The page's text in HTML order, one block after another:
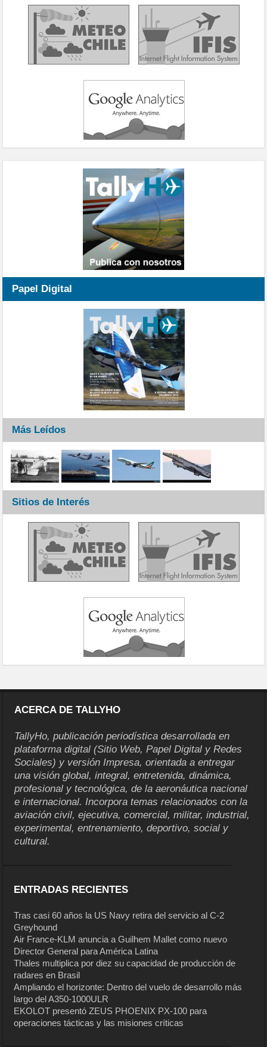
Papel Digital
Más Leídos
Sitios de Interés
ACERCA DE TALLYHO
TallyHo, publicación periodística desarrollada en
plataforma digital (Sitio Web, Papel Digital y Redes
Sociales) y versión Impresa, orientada a entregar
una visión global, integral, entretenida, dinámica,
profesional y tecnológica, de la aeronáutica nacional
e internacional. Incorpora temas relacionados con la
aviación civil, ejecutiva, comercial, militar, industrial,
experimental, entrenamiento, deportivo, social y
cultural.
ENTRADAS RECIENTES
Tras casi 60 años la US Navy retira del servicio al C-2
Greyhound
Air France-KLM anuncia a Guilhem Mallet como nuevo
Director General para América Latina
Thales multiplica por diez su capacidad de producción de
radares en Brasil
Ampliando el horizonte: Dentro del vuelo de desarrollo más
largo del A350-1000ULR
EKOLOT presentó ZEUS PHOENIX PX-100 para
operaciones tácticas y las misiones críticas